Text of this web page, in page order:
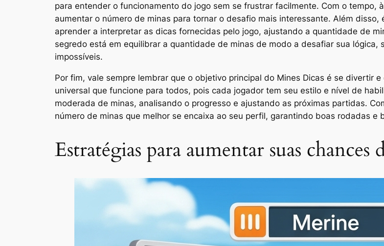
para entender o funcionamento do jogo sem se frustrar facilmente. Com o tempo,
aumentar o número de minas para tornar o desafio mais interessante. Além
aprender a interpretar as dicas fornecidas pelo jogo, ajustando a quantidade de
segredo está em equilibrar a quantidade de minas de modo a desafiar sua lógica,
impossíveis.
Por fim, vale sempre lembrar que o objetivo principal do Mines Dicas é se divertir
universal que funcione para todos, pois cada jogador tem seu estilo e nível de
moderada de minas, analisando o progresso e ajustando as próximas partidas.
número de minas que melhor se encaixa ao seu perfil, garantindo boas rodadas e
Estratégias para aumentar suas